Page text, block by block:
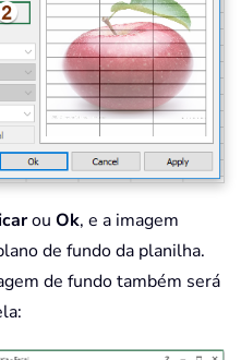
ou Ok, e a imagem
de fundo da planilha.
de fundo também será